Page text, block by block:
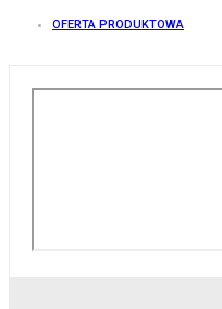
OFERTA PRODUKTOWA